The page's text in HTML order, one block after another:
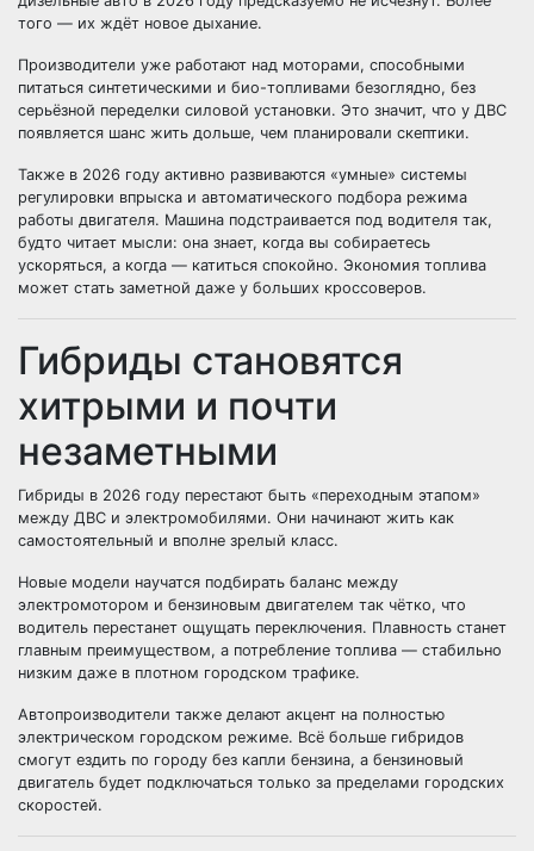
того — их ждёт новое дыхание.
Производители уже работают над моторами, способными
питаться синтетическими и био-топливами безоглядно, без
серьёзной переделки силовой установки. Это значит, что у ДВС
появляется шанс жить дольше, чем планировали скептики.
Также в 2026 году активно развиваются «умные» системы
регулировки впрыска и автоматического подбора режима
работы двигателя. Машина подстраивается под водителя так,
будто читает мысли: она знает, когда вы собираетесь
ускоряться, а когда — катиться спокойно. Экономия топлива
может стать заметной даже у больших кроссоверов.
Гибриды становятся
хитрыми и почти
незаметными
Гибриды в 2026 году перестают быть «переходным этапом»
между ДВС и электромобилями. Они начинают жить как
самостоятельный и вполне зрелый класс.
Новые модели научатся подбирать баланс между
электромотором и бензиновым двигателем так чётко, что
водитель перестанет ощущать переключения. Плавность станет
главным преимуществом, а потребление топлива — стабильно
низким даже в плотном городском трафике.
Автопроизводители также делают акцент на полностью
электрическом городском режиме. Всё больше гибридов
смогут ездить по городу без капли бензина, а бензиновый
двигатель будет подключаться только за пределами городских
скоростей.